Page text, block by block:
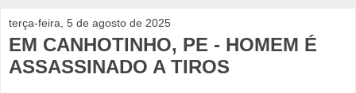
terça-feira, 5 de agosto de 2025
EM CANHOTINHO, PE - HOMEM É
ASSASSINADO A TIROS